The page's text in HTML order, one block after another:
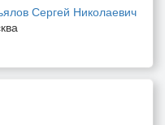
Сергей Николаевич